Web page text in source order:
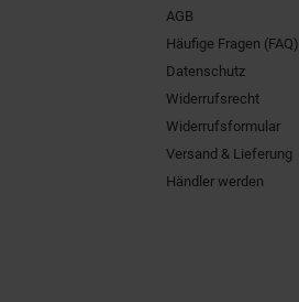
AGB
Häufige Fragen (FAQ)
Datenschutz
Widerrufsrecht
Widerrufsformular
Versand & Lieferung
Händler werden